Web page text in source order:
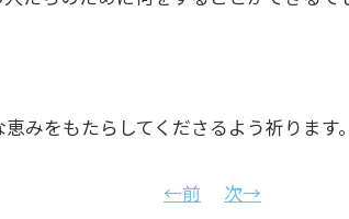
みをもたらしてくださるよう祈ります。
←前 次→